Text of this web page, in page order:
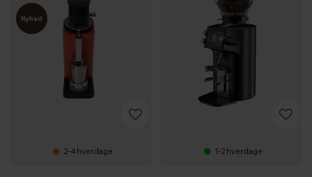
Nyhed
2-4 hverdage 1-2 hverdage